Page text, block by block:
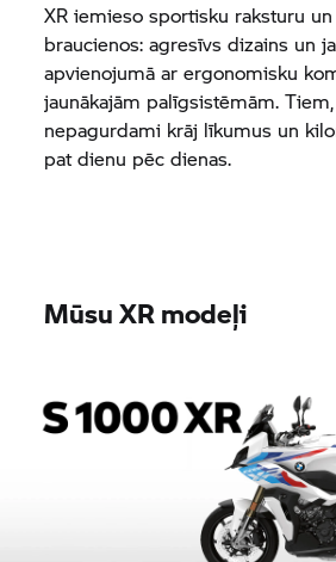
XR iemieso sportisku raksturu
braucienos: agresīvs dizains un
apvienojumā ar ergonomisku
jaunākajām palīgsistēmām.
nepagurdami krāj līkumus un
pat dienu pēc dienas.
Mūsu XR modeļi